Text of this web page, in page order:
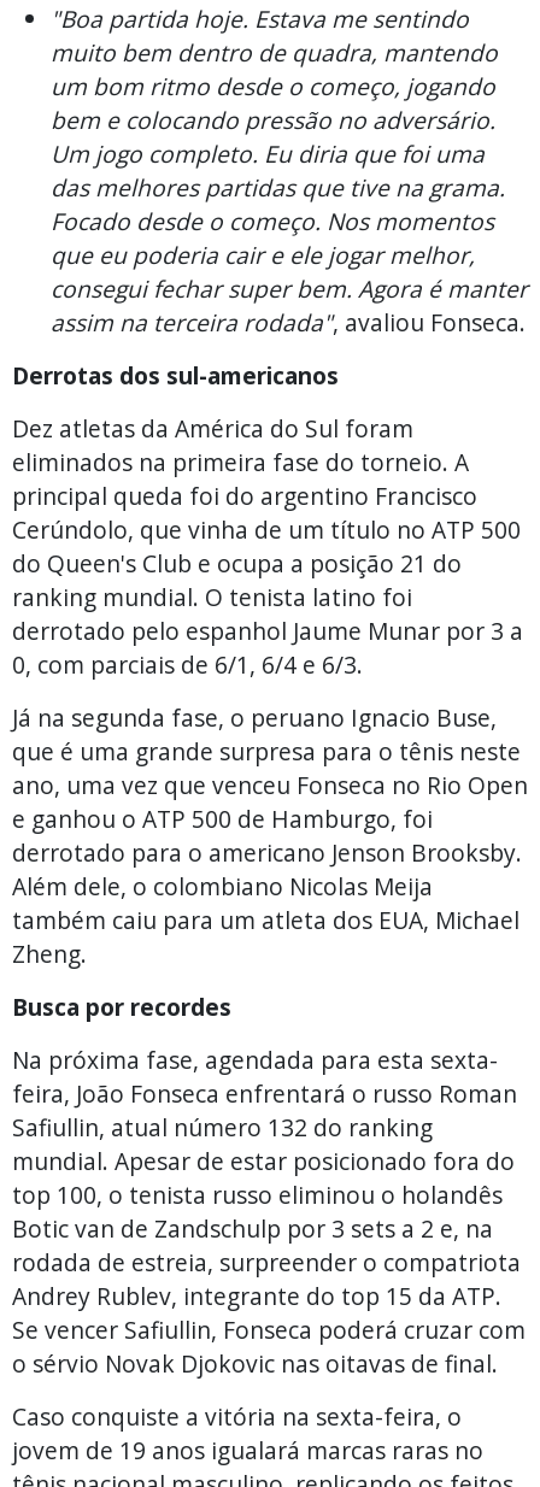
"Boa partida hoje. Estava me sentindo
muito bem dentro de quadra, mantendo
um bom ritmo desde o começo, jogando
bem e colocando pressão no adversário.
Um jogo completo. Eu diria que foi uma
das melhores partidas que tive na grama.
Focado desde o começo. Nos momentos
que eu poderia cair e ele jogar melhor,
consegui fechar super bem. Agora é manter
assim na terceira rodada", avaliou Fonseca.
Derrotas dos sul-americanos
Dez atletas da América do Sul foram
eliminados na primeira fase do torneio. A
principal queda foi do argentino Francisco
Cerúndolo, que vinha de um título no ATP 500
do Queen's Club e ocupa a posição 21 do
ranking mundial. O tenista latino foi
derrotado pelo espanhol Jaume Munar por 3 a
0, com parciais de 6/1, 6/4 e 6/3.
Já na segunda fase, o peruano Ignacio Buse,
que é uma grande surpresa para o tênis neste
ano, uma vez que venceu Fonseca no Rio Open
e ganhou o ATP 500 de Hamburgo, foi
derrotado para o americano Jenson Brooksby.
Além dele, o colombiano Nicolas Meija
também caiu para um atleta dos EUA, Michael
Zheng.
Busca por recordes
Na próxima fase, agendada para esta sexta-
feira, João Fonseca enfrentará o russo Roman
Safiullin, atual número 132 do ranking
mundial. Apesar de estar posicionado fora do
top 100, o tenista russo eliminou o holandês
Botic van de Zandschulp por 3 sets a 2 e, na
rodada de estreia, surpreender o compatriota
Andrey Rublev, integrante do top 15 da ATP.
Se vencer Safiullin, Fonseca poderá cruzar com
o sérvio Novak Djokovic nas oitavas de final.
Caso conquiste a vitória na sexta-feira, o
jovem de 19 anos igualará marcas raras no